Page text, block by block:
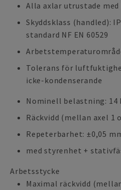
Alla axlar utrustade
Skyddsklass (handled):
standard NF EN 60529
Tolerans för
icke-kondenserande
Nominell belastning: 14
Räckvidd (mellan axel 1
Repeterbarhet: ±0,05
med styrenhet +
Arbetsstycke
Maximal räckvidd